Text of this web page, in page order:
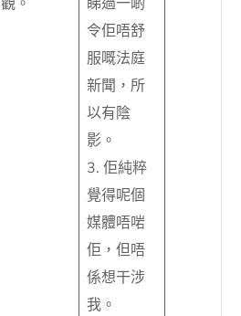
令佢唔舒
服嘅法庭
新聞，所
以有陰
影。
3. 佢純粹
覺得呢個
媒體唔啱
佢，但唔
係想干涉
我。